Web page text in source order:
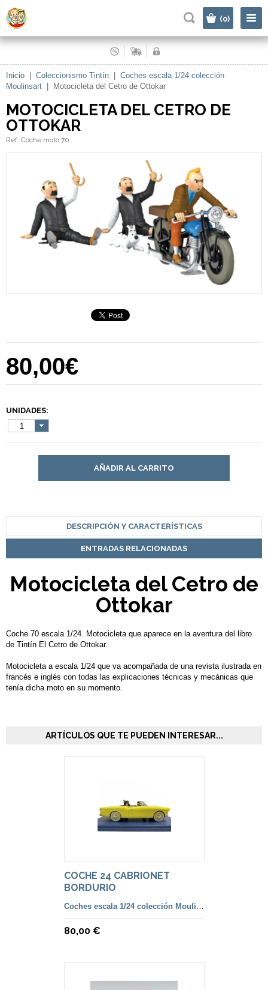
(0)
Inicio Coleccionismo Tintín
Coches escala 1/24 colección
Moulinsart
Motocicleta del Cetro de Ottokar
MOTOCICLETA DEL CETRO DE
OTTOKAR
Ref. Coche moto 70
80,00€
UNIDADES:
1
AÑADIR AL CARRITO
DESCRIPCIÓN Y CARACTERÍSTICAS
ENTRADAS RELACIONADAS
Motocicleta del Cetro de
Ottokar
Coche 70 escala 1/24. Motocicleta que aparece en la aventura del libro
de Tintín El Cetro de Ottokar.
Motocicleta a escala 1/24 que va acompañada de una revista ilustrada en
francés e inglés con todas las explicaciones técnicas y mecánicas que
tenía dicha moto en su momento.
ARTÍCULOS QUE TE PUEDEN INTERESAR...
COCHE 24 CABRIONET
BORDURIO
80,00 €